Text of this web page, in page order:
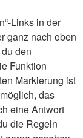
Links in der
ganz nach oben
den
Funktion
Markierung ist
das
eine Antwort
die Regeln